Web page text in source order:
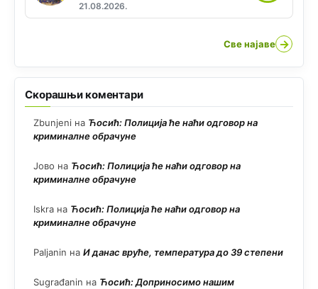
21.08.2026.
Све најаве →
Скорашњи коментари
Zbunjeni на Ћосић: Полиција ће наћи одговор на
криминалне обрачуне
Јово на Ћосић: Полиција ће наћи одговор на
криминалне обрачуне
Iskra на Ћосић: Полиција ће наћи одговор на
криминалне обрачуне
Paljanin на И данас вруће, температура до 39 степени
Sugrađanin на Ћосић: Доприносимо нашим